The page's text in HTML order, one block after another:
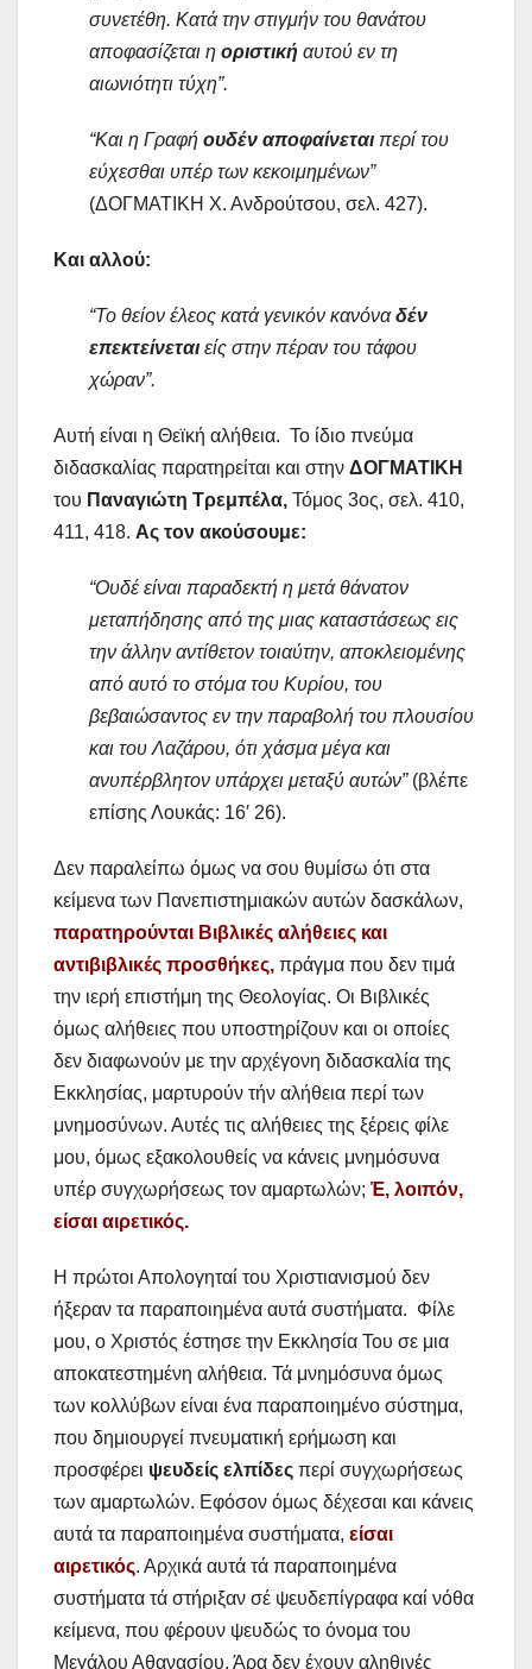
συνετέθη. Κατά την στιγμήν του θανάτου
αποφασίζεται η οριστική αυτού εν τη
αιωνιότητι τύχη”.
“Και η Γραφή ουδέν αποφαίνεται περί του
εύχεσθαι υπέρ των κεκοιμημένων”
(ΔΟΓΜΑΤΙΚΗ Χ. Ανδρούτσου, σελ. 427).
Και αλλού:
“Το θείον έλεος κατά γενικόν κανόναδέν
επεκτείνεται είς στην πέραν του τάφου
χώραν”.
Αυτή είναι η Θεϊκή αλήθεια. Το ίδιο πνεύμα
διδασκαλίας παρατηρείται και στην ΔΟΓΜΑΤΙΚΗ
του Παναγιώτη Τρεμπέλα, Τόμος 3ος, σελ. 410,
411, 418. Ας τον ακούσουμε:
“Ουδέ είναι παραδεκτή η μετά θάνατον
μεταπήδησης από της μιας καταστάσεως εις
την άλλην αντίθετον τοιαύτην, αποκλειομένης
από αυτό το στόμα του Κυρίου, του
βεβαιώσαντος εν την παραβολή του πλουσίου
και του Λαζάρου, ότι χάσμα μέγα και
ανυπέρβλητον υπάρχει μεταξύ αυτών” (βλέπε
επίσης Λουκάς: 16′ 26).
Δεν παραλείπω όμως να σου θυμίσω ότι στα
κείμενα των Πανεπιστημιακών αυτών δασκάλων,
παρατηρούνται Βιβλικές αλήθειες και
αντιβιβλικές προσθήκες, πράγμα που δεν τιμά
την ιερή επιστήμη της Θεολογίας. Οι Βιβλικές
όμως αλήθειες που υποστηρίζουν και οι οποίες
δεν διαφωνούν με την αρχέγονη διδασκαλία της
Εκκλησίας, μαρτυρούν τήν αλήθεια περί των
μνημοσύνων. Αυτές τις αλήθειες της ξέρεις φίλε
μου, όμως εξακολουθείς να κάνεις μνημόσυνα
υπέρ συγχωρήσεως τον αμαρτωλών; Ἐ, λοιπόν,
είσαι αιρετικός.
Η πρώτοι Απολογηταί του Χριστιανισμού δεν
ήξεραν τα παραποιημένα αυτά συστήματα. Φίλε
μου, ο Χριστός έστησε την Εκκλησία Του σε μια
αποκατεστημένη αλήθεια. Τά μνημόσυνα όμως
των κολλύβων είναι ένα παραποιημένο σύστημα,
που δημιουργεί πνευματική ερήμωση και
προσφέρει ψευδείς ελπίδες περί συγχωρήσεως
των αμαρτωλών. Εφόσον όμως δέχεσαι και κάνεις
αυτά τα παραποιημένα συστήματα, είσαι
αιρετικός. Αρχικά αυτά τά παραποιημένα
συστήματα τά στήριξαν σέ ψευδεπίγραφα καί νόθα
κείμενα, που φέρουν ψευδώς το όνομα του
Μεγάλου Αθανασίου. Άρα δεν έχουν αληθινές